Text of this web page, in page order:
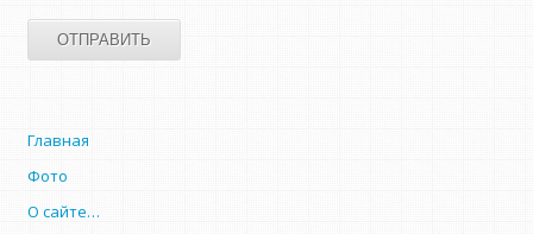
Главная
Фото
О сайте…